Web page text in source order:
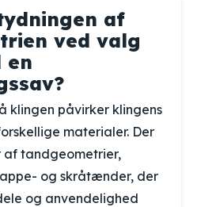
af
ved valg
en
klingen påvirker klingens
materialer. Der
af tandgeometrier,
og skråtænder, der
og anvendelighed